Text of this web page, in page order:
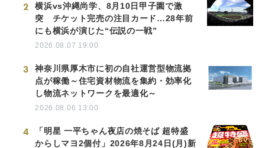
2
横浜vs沖縄尚学、8月10日甲子園で激
突 チケット完売の注目カード…28年前
にも横浜が演じた“伝説の一戦”
2026.08.07 19:00
3
神奈川県厚木市に初の自社運営型物流拠
点が稼働～住宅資材物流を集約・効率化
し物流ネットワークを最適化～
2026.08.06 13:00
4
「明星 一平ちゃん夜店の焼そば 超特盛
からしマヨ2個付」2026年8月24日(月)新